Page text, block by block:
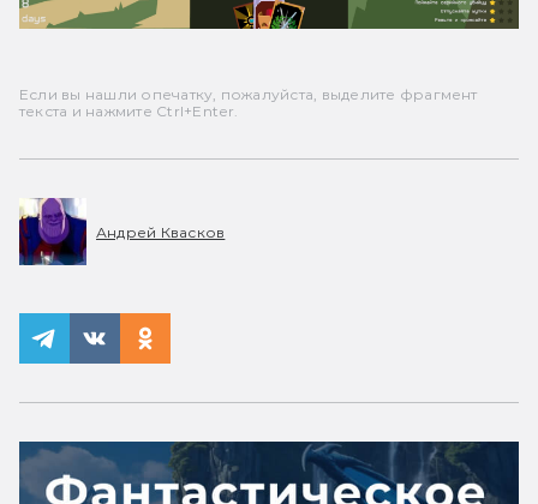
Если вы нашли опечатку, пожалуйста, выделите фрагмент
текста и нажмите Ctrl+Enter.
Андрей Квасков